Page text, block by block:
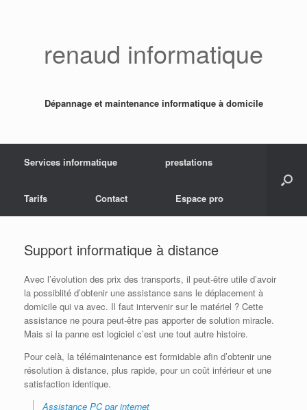
renaud informatique
Dépannage et maintenance informatique à domicile
Services informatique prestations
Tarifs Contact Espace pro
Support informatique à distance
Avec l’évolution des prix des transports, il peut-être utile d’avoir
la possiblité d’obtenir une assistance sans le déplacement à
domicile qui va avec. Il faut intervenir sur le matériel ? Cette
assistance ne poura peut-être pas apporter de solution miracle.
Mais si la panne est logiciel c’est une tout autre histoire.
Pour celà, la télémaintenance est formidable afin d’obtenir une
résolution à distance, plus rapide, pour un coût inférieur et une
satisfaction identique.
Assistance PC par internet